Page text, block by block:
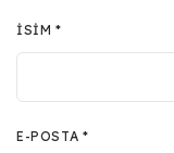
İSIM*
E-POSTA *